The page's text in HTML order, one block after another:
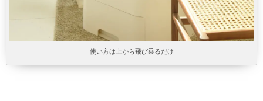
使い方は上から飛び乗るだけ